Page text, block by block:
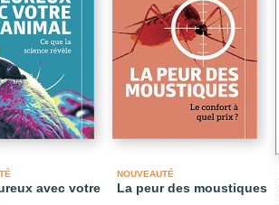
avec votre
NOUVEAUTÉ
La peur des moustiques